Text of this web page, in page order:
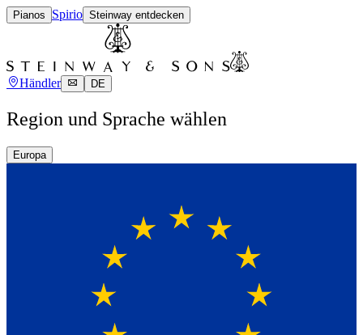
Pianos Spirio Steinway entdecken
Händler DE
Region und Sprache wählen
Europa